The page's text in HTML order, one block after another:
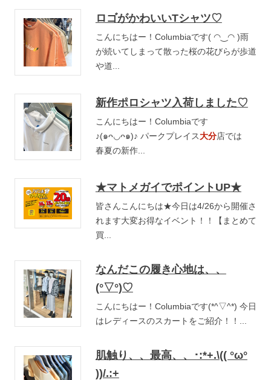
ロゴがかわいいTシャツ♡
こんにちはー！Columbiaです( ◠‿◠ )雨
が続いてしまって散った桜の花びらが歩道
や道...
新作ポロシャツ入荷しました♡
こんにちはー！Columbiaです
♪(๑ᴖ◡ᴖ๑)♪ パークプレイス大分店では
春夏の新作...
★マトメガイでポイントUP★
皆さんこんにちは★今日は4/26から開催さ
れます大変お得なイベント！！【まとめて
買...
なんだこの履き心地は、、
(°▽°)♡
こんにちはー！Columbiaです(*^▽^*) 今日
はレディースのスカートをご紹介！！...
肌触り、、最高、、･:*+.\(( °ω°
))/.:+